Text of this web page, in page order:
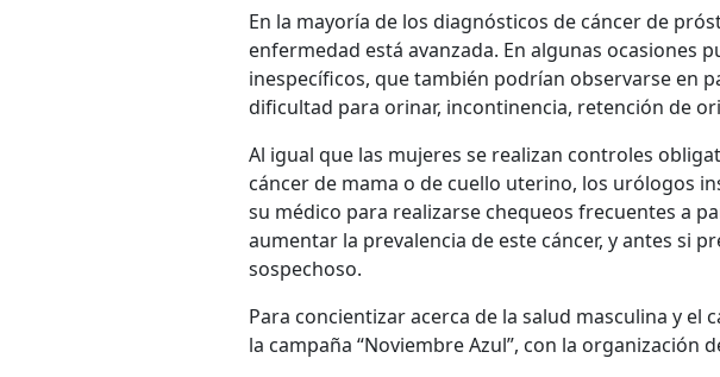
En la mayoría de los diagnósticos de cáncer de
enfermedad está avanzada. En algunas ocasiones
inespecíficos, que también podrían observarse en
dificultad para orinar, incontinencia, retención de
Al igual que las mujeres se realizan controles
cáncer de mama o de cuello uterino, los urólogos
su médico para realizarse chequeos frecuentes a
aumentar la prevalencia de este cáncer, y antes si
sospechoso.
Para concientizar acerca de la salud masculina y
la campaña “Noviembre Azul”, con la organización